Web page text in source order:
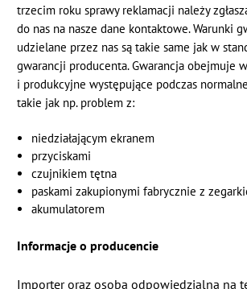
trzecim roku sprawy reklamacji należy
do nas na nasze dane kontaktowe. Warunki
udzielane przez nas są takie same jak w
gwarancji producenta. Gwarancja obejmuje
i produkcyjne występujące podczas
takie jak np. problem z:
niedziałającym ekranem
przyciskami
czujnikiem tętna
paskami zakupionymi fabrycznie z
akumulatorem
Informacje o producencie
Importer oraz osoba odpowiedzialna na